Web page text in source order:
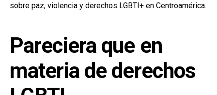
sobre paz, violencia y derechos LGBTI+ en Centroamérica.
Pareciera que en
materia de derechos